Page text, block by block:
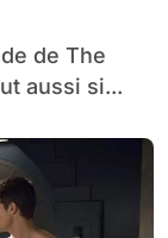
aussi si...